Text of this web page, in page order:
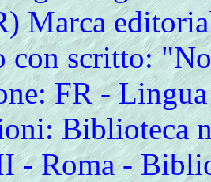
Marca
scritto:
FR -
Biblioteca
- Roma -